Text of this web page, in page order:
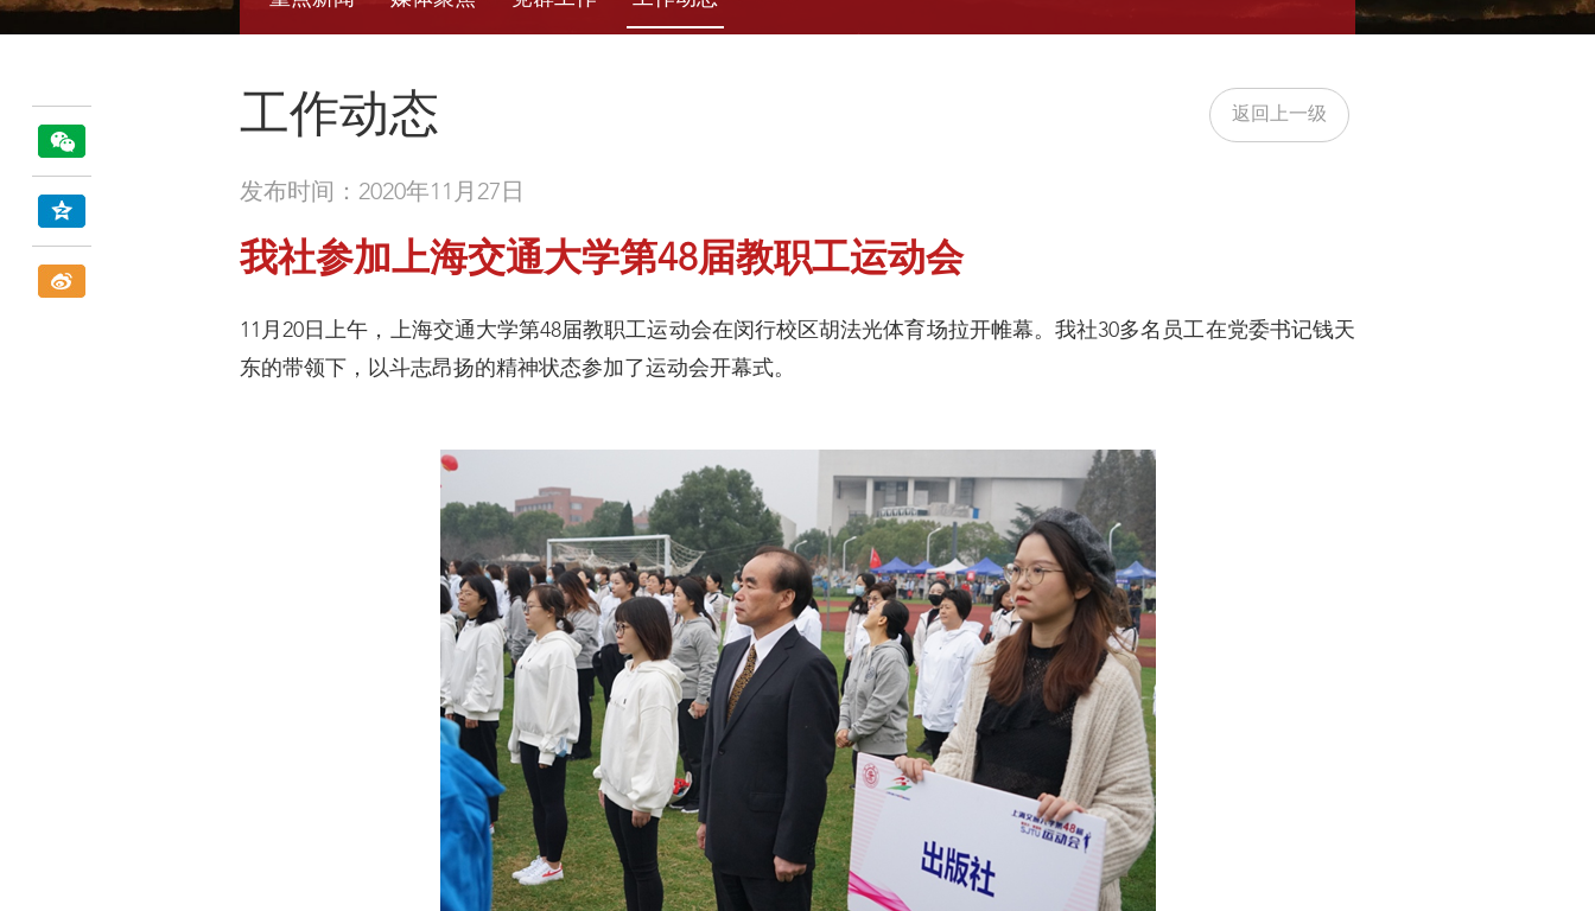
工作动态 返回上一级
发布时间：2020年11月27日
我社参加上海交通大学第48届教职工运动会
11月20日上午，上海交通大学第48届教职工运动会在闵行校区胡法光体育场拉开帷幕。我社30多名员工在党委书记钱天
东的带领下，以斗志昂扬的精神状态参加了运动会开幕式。